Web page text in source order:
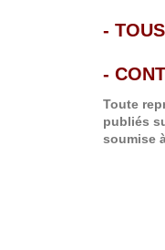
-
-
Toute
publiés
soumise